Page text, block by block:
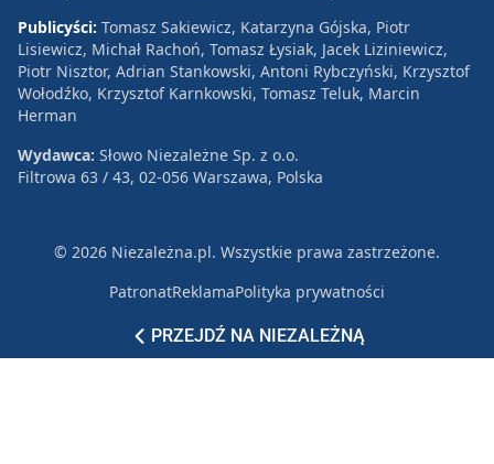
PRZEJDŹ NA NIEZALEŻNĄ
Publicyści: Tomasz Sakiewicz, Katarzyna Gójska, Piotr
Lisiewicz, Michał Rachoń, Tomasz Łysiak, Jacek Liziniewicz,
Piotr Nisztor, Adrian Stankowski, Antoni Rybczyński, Krzysztof
Wołodźko, Krzysztof Karnkowski, Tomasz Teluk, Marcin
Herman
Wydawca: Słowo Niezależne Sp. z o.o.
Filtrowa 63 / 43, 02-056 Warszawa, Polska
© 2026 Niezależna.pl. Wszystkie prawa zastrzeżone.
PatronatReklamaPolityka prywatności